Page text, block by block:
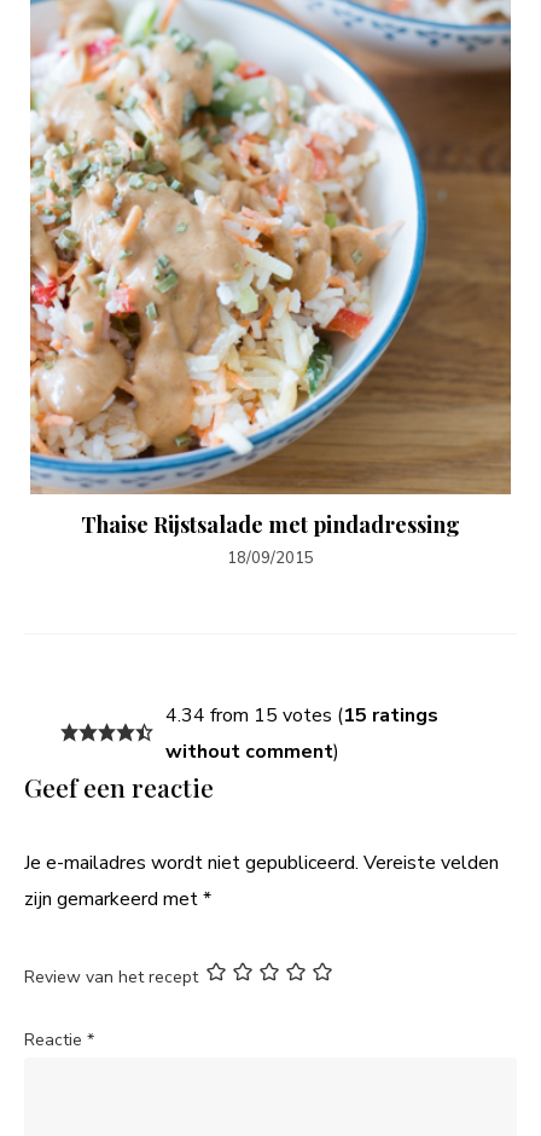
Thaise Rijstsalade met pindadressing
18/09/2015
4.34 from 15 votes (15 ratings
without comment)
Geef een reactie
Je e-mailadres wordt niet gepubliceerd. Vereiste velden
zijn gemarkeerd met*
Review van het recept
Reactie *